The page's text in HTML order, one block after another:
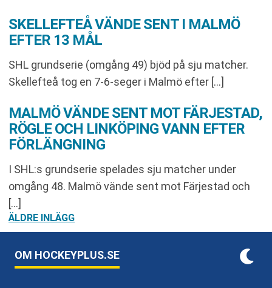
SKELLEFTEÅ VÄNDE SENT I MALMÖ
EFTER 13 MÅL
SHL grundserie (omgång 49) bjöd på sju matcher.
Skellefteå tog en 7-6-seger i Malmö efter […]
MALMÖ VÄNDE SENT MOT FÄRJESTAD,
RÖGLE OCH LINKÖPING VANN EFTER
FÖRLÄNGNING
I SHL:s grundserie spelades sju matcher under
omgång 48. Malmö vände sent mot Färjestad och
[…]
INLÄGGSNAVIGERING
ÄLDRE INLÄGG
OM HOCKEYPLUS.SE